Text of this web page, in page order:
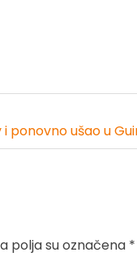
ponovno ušao u
polja su označena *